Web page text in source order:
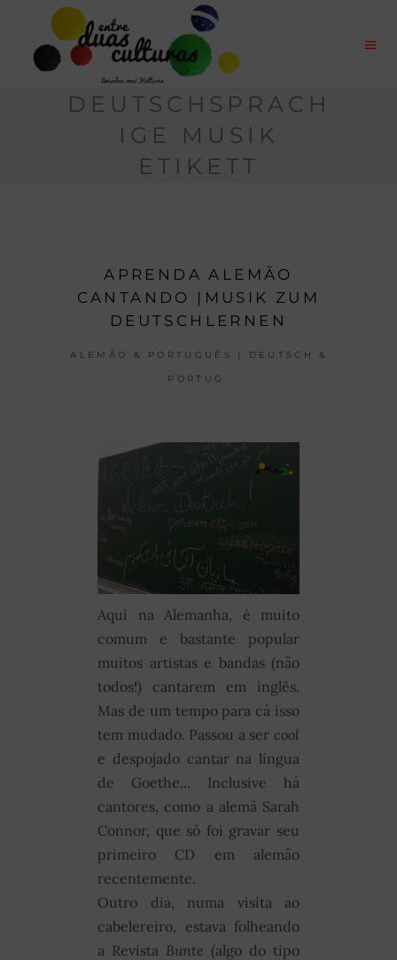
DEUTSCHSPRACH
IGE MUSIK
ETIKETT
APRENDA ALEMÃO
CANTANDO |MUSIK ZUM
DEUTSCHLERNEN
ALEMÃO & PORTUGUÊS | DEUTSCH &
PORTUG.
Aqui na Alemanha, é muito
comum e bastante popular
muitos artistas e bandas (não
todos!) cantarem em inglês.
Mas de um tempo para cá isso
tem mudado. Passou a ser cool
e despojado cantar na língua
de Goethe... Inclusive há
cantores, como a alemã Sarah
Connor, que só foi gravar seu
primeiro CD em alemão
recentemente.
Outro dia, numa visita ao
cabelereiro, estava folheando
a Revista Bunte (algo do tipo